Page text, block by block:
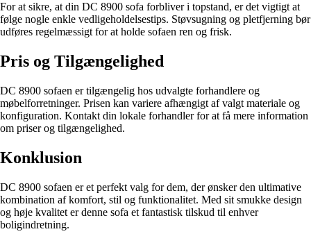
For at sikre, at din DC 8900 sofa forbliver i topstand, er det vigtigt at
følge nogle enkle vedligeholdelsestips. Støvsugning og pletfjerning bør
udføres regelmæssigt for at holde sofaen ren og frisk.
Pris og Tilgængelighed
DC 8900 sofaen er tilgængelig hos udvalgte forhandlere og
møbelforretninger. Prisen kan variere afhængigt af valgt materiale og
konfiguration. Kontakt din lokale forhandler for at få mere information
om priser og tilgængelighed.
Konklusion
DC 8900 sofaen er et perfekt valg for dem, der ønsker den ultimative
kombination af komfort, stil og funktionalitet. Med sit smukke design
og høje kvalitet er denne sofa et fantastisk tilskud til enhver
boligindretning.